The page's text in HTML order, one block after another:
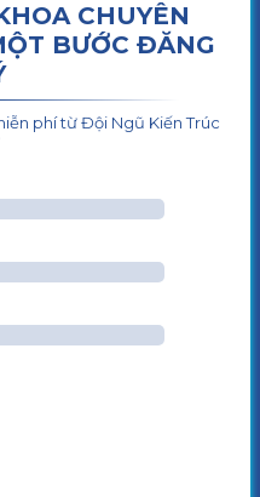
CHUYÊN
BƯỚC ĐĂNG
phí từ Đội Ngũ Kiến Trúc